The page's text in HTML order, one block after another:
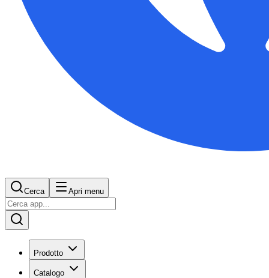
Cerca Apri menu
Prodotto
Catalogo